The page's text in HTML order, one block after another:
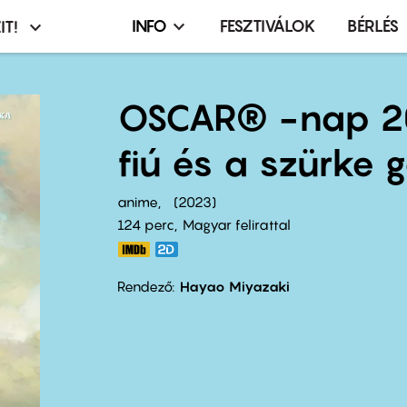
Infó,
terembérlés
menü
INFO FESZTIVÁLOK BÉRLÉS
OSCAR® -nap
fiú és a szürke
anime
2023
124 perc,
Magyar felirattal
Rendező Hayao Miyazaki